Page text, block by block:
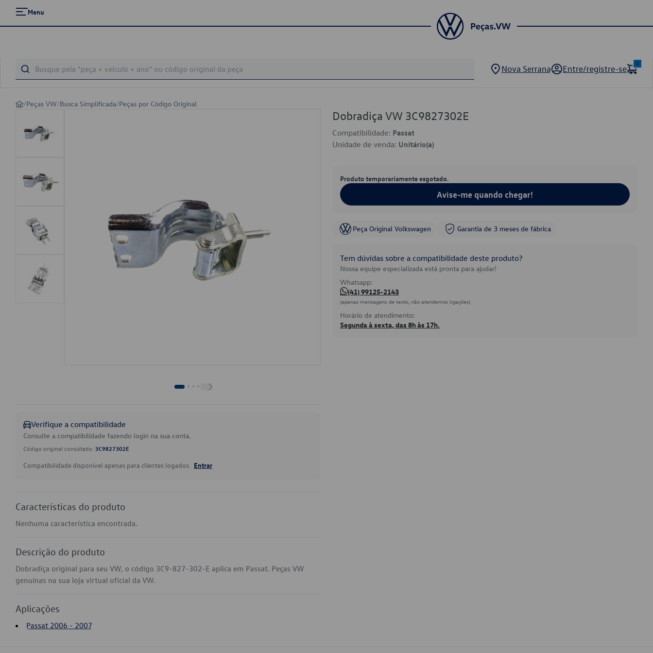
Menu
Nova Serrana Entre/registre-se
0
/Peças VW/Busca Simplificada/Peças por Código Original
Verifique a compatibilidade
Consulte a compatibilidade fazendo login na sua conta.
Código original consultado: 3C9827302E
Compatibilidade disponível apenas para clientes logados. Entrar
Características do produto
Nenhuma característica encontrada.
Descrição do produto
Dobradiça original para seu VW, o código 3C9-827-302-E aplica em Passat. Peças VW
genuínas na sua loja virtual oficial da VW.
Aplicações
Passat 2006 - 2007
Dobradiça VW 3C9827302E
Compatibilidade: Passat
Unidade de venda: Unitário(a)
Produto temporariamente esgotado.
Avise-me quando chegar!
Peça Original Volkswagen Garantia de 3 meses de fábrica
Tem dúvidas sobre a compatibilidade deste produto?
Nossa equipe especializada está pronta para ajudar!
Whatsapp:
(41) 99125-2143
(apenas mensagens de texto, não atendemos ligações)
Horário de atendimento:
Segunda à sexta, das 8h às 17h.